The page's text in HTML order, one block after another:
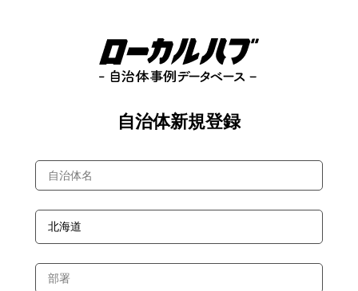
自治体新規登録